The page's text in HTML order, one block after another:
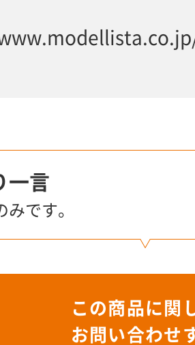
一言
みです。
この商品に関
お問い合わせ